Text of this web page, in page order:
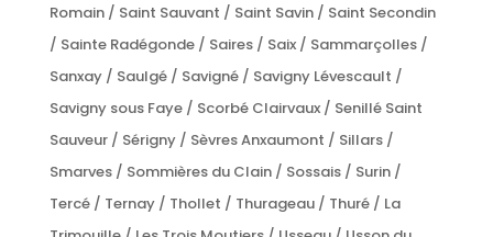
Romain / Saint Sauvant / Saint Savin / Saint Secondin
/ Sainte Radégonde / Saires / Saix / Sammarçolles /
Sanxay / Saulgé / Savigné / Savigny Lévescault /
Savigny sous Faye / Scorbé Clairvaux / Senillé Saint
Sauveur / Sérigny / Sèvres Anxaumont / Sillars /
Smarves / Sommières du Clain / Sossais / Surin /
Tercé / Ternay / Thollet / Thurageau / Thuré / La